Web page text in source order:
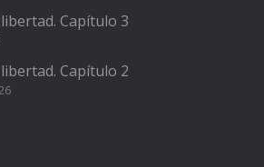
Capítulo 3
Capítulo 2